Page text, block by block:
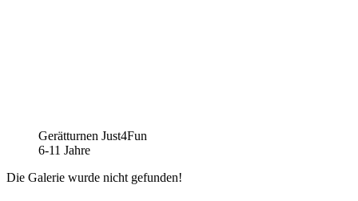
Gerätturnen Just4Fun
6-11 Jahre
Die Galerie wurde nicht gefunden!